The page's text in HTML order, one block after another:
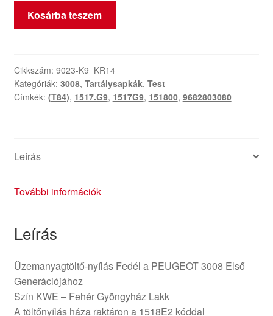
Üzemanyagtöltő-
nyílás
Peugeot
3008
9682803080
Kosárba teszem
Cikkszám: 9023-K9_KR14
Kategóriák: 3008, Tartálysapkák, Test
Címkék: (T84), 1517.G9, 1517G9, 151800, 9682803080
Leírás
További információk
Leírás
Üzemanyagtöltő-nyílás Fedél a PEUGEOT 3008 Első
Generációjához
Szín KWE – Fehér Gyöngyház Lakk
A töltőnyílás háza raktáron a 1518E2 kóddal